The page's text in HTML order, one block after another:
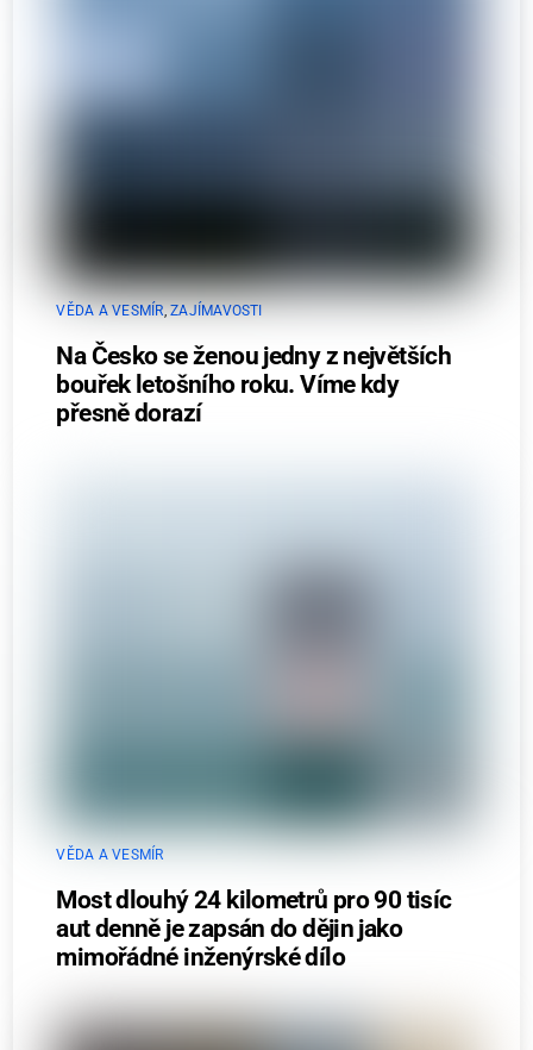
VĚDA A VESMÍR,ZAJÍMAVOSTI
Na Česko se ženou jedny z největších
bouřek letošního roku. Víme kdy
přesně dorazí
VĚDA A VESMÍR
Most dlouhý 24 kilometrů pro 90 tisíc
aut denně je zapsán do dějin jako
mimořádné inženýrské dílo